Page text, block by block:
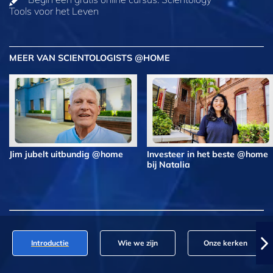
Tools voor het Leven
MEER VAN SCIENTOLOGISTS @HOME
Jim jubelt uitbundig @home
Investeer in het beste @home
bij Natalia
Introductie Wie we zijn Onze kerken